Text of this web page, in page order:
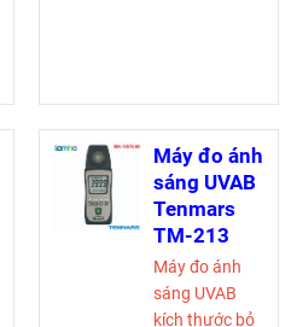
Máy đo ánh
sáng UVAB
Tenmars
TM-213
Máy đo ánh
sáng UVAB
kích thước bỏ